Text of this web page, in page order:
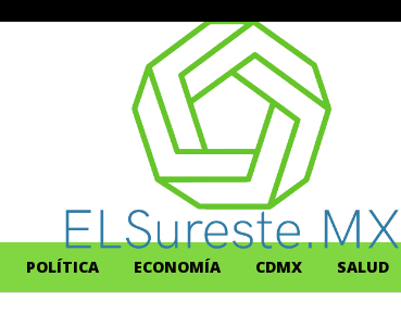
POLÍTICA ECONOMÍA CDMX SALUD